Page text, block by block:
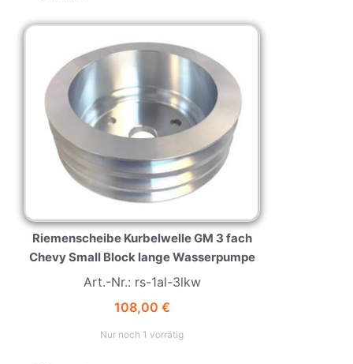
Riemenscheibe Kurbelwelle GM 3 fach
Chevy Small Block lange Wasserpumpe
Art.-Nr.: rs-1al-3lkw
108,00 €
Nur noch 1 vorrätig